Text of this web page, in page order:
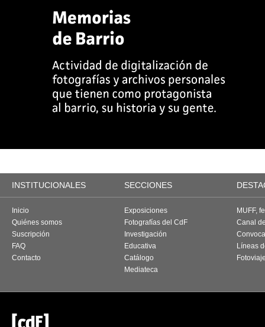
INSTITUCIONALES SECCIONES
Inicio
Quiénes somos
Suscripción
FAQ
Contacto
Exposiciones
Fotografías del CdF
Investigación
Educativa
Catálogo
Mediateca
MUFF,
Canal
Líneas